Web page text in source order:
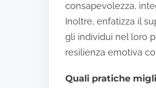
consapevolezza,
Inoltre, enfatizza il
gli individui nel loro
resilienza emotiva
Quali pratiche